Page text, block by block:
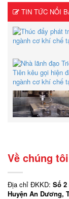
TIN TỨC NỔI
Về chúng tôi
Địa chỉ ĐKKD: Số
Huyện An Dương,